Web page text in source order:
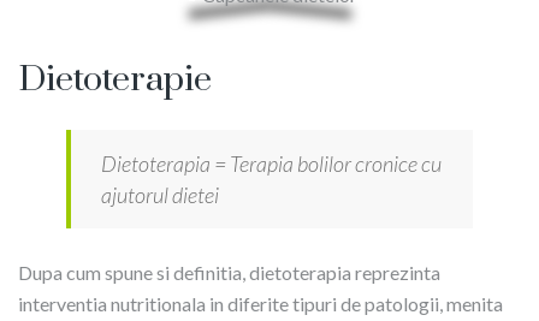
Dietoterapie
Dietoterapia = Terapia bolilor cronice cu
ajutorul dietei
Dupa cum spune si definitia, dietoterapia reprezinta
interventia nutritionala in diferite tipuri de patologii, menita